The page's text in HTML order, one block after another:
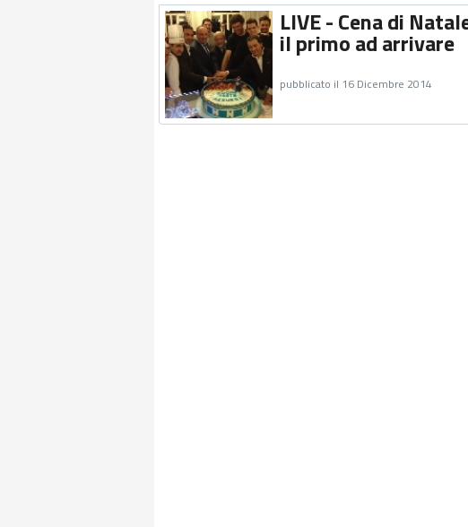
LIVE - Cena di
il primo ad arrivare
pubblicato il 16 Dicembre 2014